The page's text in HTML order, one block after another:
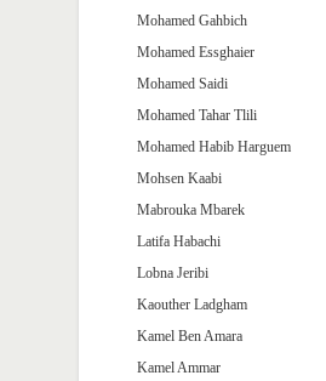
Mohamed Gahbich
Mohamed Essghaier
Mohamed Saidi
Mohamed Tahar Tlili
Mohamed Habib Harguem
Mohsen Kaabi
Mabrouka Mbarek
Latifa Habachi
Lobna Jeribi
Kaouther Ladgham
Kamel Ben Amara
Kamel Ammar